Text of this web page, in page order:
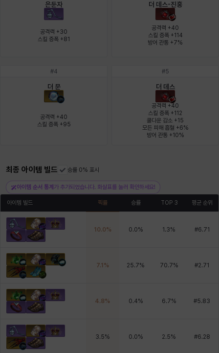
이안 재키
크레이버 타지아
피올로
헤이즈 헨리 현우
은둔자
공격력 +30
스킬 증폭 +81
더 데스-진홍
공격력 +40
스킬 증폭 +114
방어 관통 +7%
#4
더 문
공격력 +40
스킬 증폭 +95
#5
더 데스
공격력 +40
스킬 증폭 +112
쿨다운 감소 +15
모든 피해 흡혈 +6%
방어 관통 +10%
최종 아이템 빌드 승률 0% 표시
아이템 순서 통계 가 추가되었습니다. 화살표를 눌러 확인하세요!
아이템 빌드 픽률 승률 TOP 3 평균 순위
10.0% 0.0% 1.3% #6.71
7.1 % 25.7% 70.7% #2.71
4.8% 0.4% 6.7% #5.83
3.5% 0.0% 2.5% #6.28